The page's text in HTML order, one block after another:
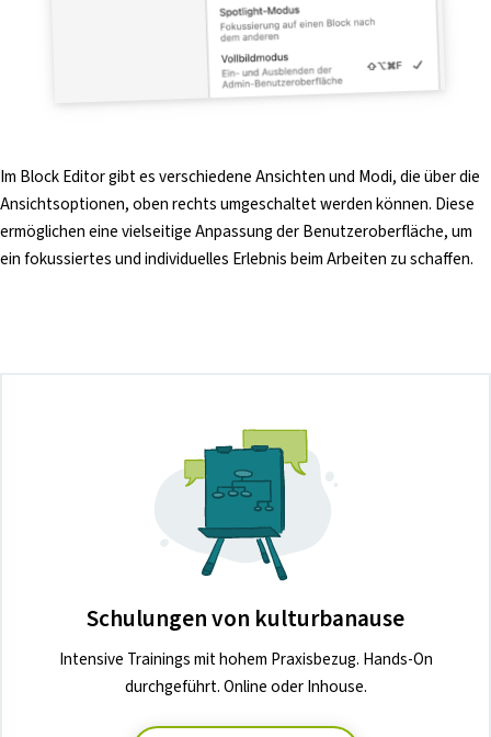
Im Block Editor gibt es verschiedene Ansichten und Modi, die über die
Ansichtsoptionen, oben rechts umgeschaltet werden können. Diese
ermöglichen eine vielseitige Anpassung der Benutzeroberfläche, um
ein fokussiertes und individuelles Erlebnis beim Arbeiten zu schaffen.
Schulungen von kulturbanause
Intensive Trainings mit hohem Praxisbezug. Hands-On
durchgeführt. Online oder Inhouse.